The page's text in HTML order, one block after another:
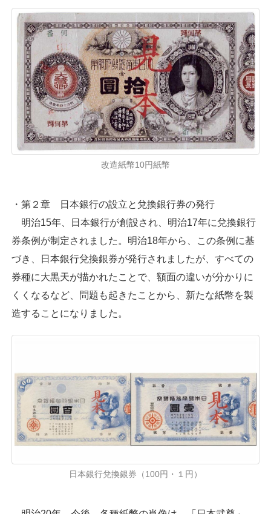
改造紙幣10円紙幣
・第２章 日本銀行の設立と兌換銀行券の発行
明治15年、日本銀行が創設され、明治17年に兌換銀行
券条例が制定されました。明治18年から、この条例に基
づき、日本銀行兌換銀券が発行されましたが、すべての
券種に大黒天が描かれたことで、額面の違いが分かりに
くくなるなど、問題も起きたことから、新たな紙幣を製
造することになりました。
日本銀行兌換銀券（100円・１円）